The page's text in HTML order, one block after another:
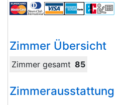
Zimmer Übersicht
Zimmer gesamt 85
Zimmerausstattung